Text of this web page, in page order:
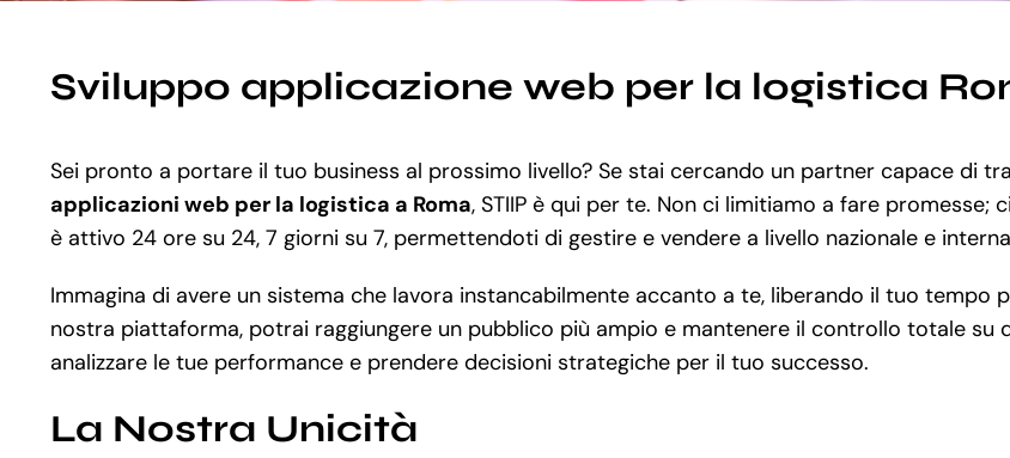
Sviluppo applicazione web per la logistica
Sei pronto a portare il tuo business al prossimo livello? Se stai cercando un partner capace di
applicazioni web per la logistica a Roma, STIIP è qui per te. Non ci limitiamo a fare
è attivo 24 ore su 24, 7 giorni su 7, permettendoti di gestire e vendere a livello nazionale e
Immagina di avere un sistema che lavora instancabilmente accanto a te, liberando il tuo tempo
nostra piattaforma, potrai raggiungere un pubblico più ampio e mantenere il controllo totale su
analizzare le tue performance e prendere decisioni strategiche per il tuo successo.
La Nostra Unicità